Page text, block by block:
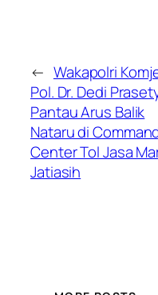
← Wakapolri
Pol. Dr. Dedi
Pantau Arus Balik
Nataru di
Center Tol Jasa
Jatiasih